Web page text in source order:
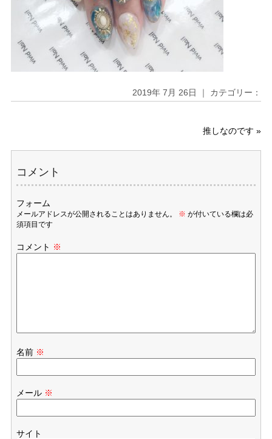
2019年 7月 26日 ｜ カテゴリー：
推しなのです »
コメント
フォーム
メールアドレスが公開されることはありません。 ※ が付いている欄は必
須項目です
コメント ※
名前 ※
メール ※
サイト